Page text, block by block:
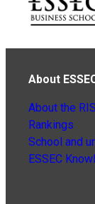
About
About the
Rankings
School and
ESSEC